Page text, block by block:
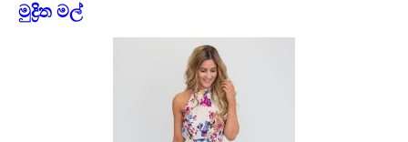
මුද්‍රිත මල්